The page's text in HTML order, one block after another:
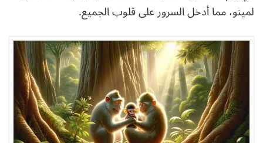
لمينو، مما أدخل السرور على قلوب الجميع.